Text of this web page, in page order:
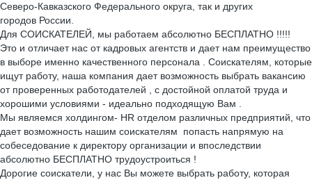
Северо-Кавказского Федерального округа, так и других
городов России.
Для СОИСКАТЕЛЕЙ, мы работаем абсолютно БЕСПЛАТНО !!!!!
Это и отличает нас от кадровых агентств и дает нам преимущество
в выборе именно качественного персонала . Соискателям, которые
ищут работу, наша компания дает возможность выбрать вакансию
от проверенных работодателей , с достойной оплатой труда и
хорошими условиями - идеально подходящую Вам .
Мы являемся холдингом- HR отделом различных предприятий, что
дает возможность нашим соискателям попасть напрямую на
собеседование к директору организации и впоследствии
абсолютно БЕСПЛАТНО трудоустроиться !
Дорогие соискатели, у нас Вы можете выбрать работу, которая